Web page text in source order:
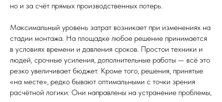
но и за счёт прямых производственных потерь.
Максимальный уровень затрат возникает при изменениях на
стадии монтажа. На площадке любое решение принимается
в условиях времени и давления сроков. Простои техники и
людей, срочные усиления, дополнительные работы — всё это
резко увеличивает бюджет. Кроме того, решения, принятые
«на месте», редко бывают оптимальными с точки зрения
расчётной логики. Они направлены на устранение проблемы,